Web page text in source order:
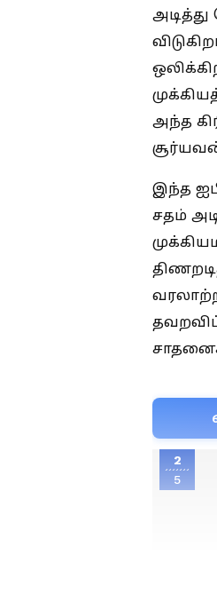
அந்த
இந்த
சதம்
2
5